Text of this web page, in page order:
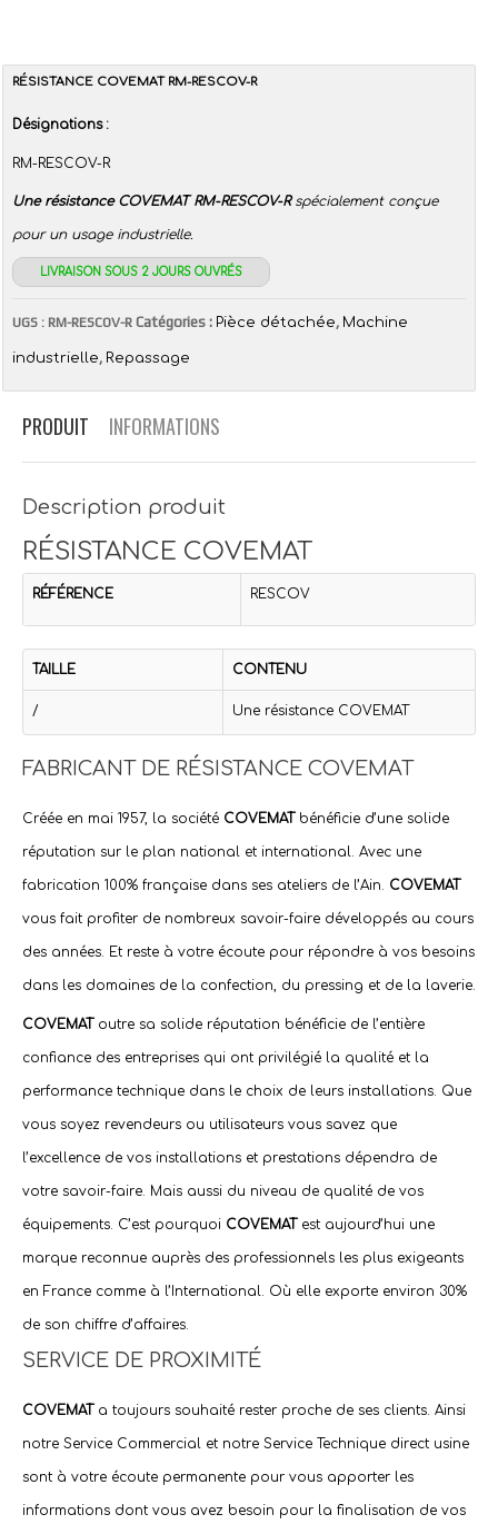
RÉSISTANCE COVEMAT RM-RESCOV-R
Désignations :
RM-RESCOV-R
Une résistance COVEMAT RM-RESCOV-Rspécialement conçue
pour un usage industrielle.
LIVRAISON SOUS 2 JOURS OUVRÉS
UGS : RM-RESCOV-R Catégories : Pièce détachée, Machine
industrielle, Repassage
PRODUIT INFORMATIONS
Description produit
RÉSISTANCE COVEMAT
RÉFÉRENCE RESCOV
TAILLE CONTENU
/ Une résistance COVEMAT
FABRICANT DE RÉSISTANCE COVEMAT
Créée en mai 1957, la société COVEMAT bénéficie d’une solide
réputation sur le plan national et international. Avec une
fabrication 100% française dans ses ateliers de l’Ain. COVEMAT
vous fait profiter de nombreux savoir-faire développés au cours
des années. Et reste à votre écoute pour répondre à vos besoins
dans les domaines de la confection, du pressing et de la laverie.
COVEMAToutre sa solide réputation bénéficie de l’entière
confiance des entreprises qui ont privilégié la qualité et la
performance technique dans le choix de leurs installations. Que
vous soyez revendeurs ou utilisateurs vous savez que
l’excellence de vos installations et prestations dépendra de
votre savoir-faire. Mais aussi du niveau de qualité de vos
équipements. C’est pourquoi COVEMATest aujourd’hui une
marque reconnue auprès des professionnels les plus exigeants
en France comme à l’International. Où elle exporte environ 30%
de son chiffre d’affaires.
SERVICE DE PROXIMITÉ
COVEMAT a toujours souhaité rester proche de ses clients. Ainsi
notre Service Commercial et notre Service Technique direct usine
sont à votre écoute permanente pour vous apporter les
informations dont vous avez besoin pour la finalisation de vos